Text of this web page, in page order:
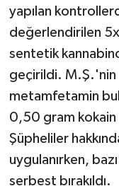
yapılan
değerlendirilen
sentetik
geçirildi.
metamfetamin
0,50 gram kokain
Şüpheliler
uygulanırken,
serbest bırakıldı.